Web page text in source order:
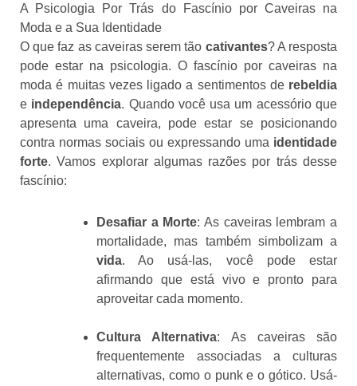
A Psicologia Por Trás do Fascínio por Caveiras na
Moda e a Sua Identidade
O que faz as caveiras serem tão cativantes? A resposta
pode estar na psicologia. O fascínio por caveiras na
moda é muitas vezes ligado a sentimentos de rebeldia
e independência. Quando você usa um acessório que
apresenta uma caveira, pode estar se posicionando
contra normas sociais ou expressando uma identidade
forte. Vamos explorar algumas razões por trás desse
fascínio:
Desafiar a Morte: As caveiras lembram a
mortalidade, mas também simbolizam a
vida. Ao usá-las, você pode estar
afirmando que está vivo e pronto para
aproveitar cada momento.
Cultura Alternativa: As caveiras são
frequentemente associadas a culturas
alternativas, como o punk e o gótico. Usá-